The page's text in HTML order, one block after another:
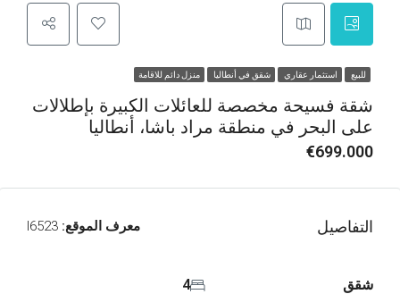
للبيع استثمار عقاري شقق في أنطاليا منزل دائم للاقامة
شقة فسيحة مخصصة للعائلات الكبيرة بإطلالات
على البحر في منطقة مراد باشا، أنطاليا
€699.000
التفاصيل معرف الموقع:
شقق 4